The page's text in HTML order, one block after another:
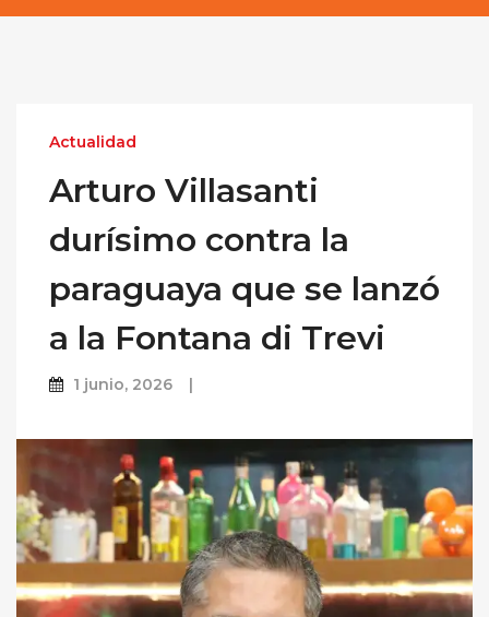
Actualidad
Arturo Villasanti
durísimo contra la
paraguaya que se lanzó
a la Fontana di Trevi
1 junio, 2026